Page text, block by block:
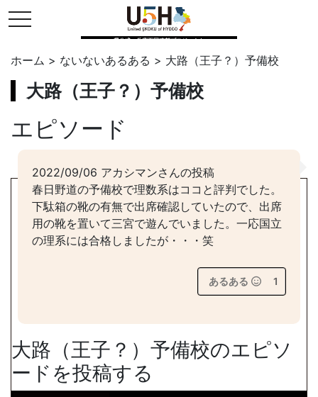
toggle navigation
県公式・兵庫五国連邦プロジェクト
ホーム > ないないあるある > 大路（王子？）予備校
大路（王子？）予備校
エピソード
2022/09/06 アカシマンさんの投稿
春日野道の予備校で理数系はココと評判でした。
下駄箱の靴の有無で出席確認していたので、出席
用の靴を置いて三宮で遊んでいました。一応国立
の理系には合格しましたが・・・笑
あるある 1
大路（王子？）予備校のエピソ
ードを投稿する